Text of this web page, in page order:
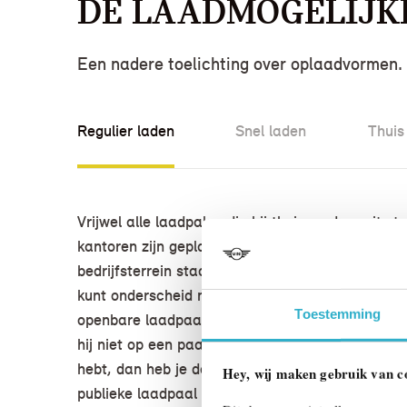
Toestemming
Hey, wij maken gebruik van
De
Een nadere toelichting over oplaadvormen.
Regulier laden Snel laden
Vrijwel alle laadpalen die bij thuis op de oprit
kantoren zijn geplaatst, in een woonwijk of op een
bedrijfsterrein staan, zijn reguliere, “gewone”
kunt onderscheid maken tussen een privé
openbare laadpaal. Als je je eigen laadpaal (of
hij niet op een paal staat maar aan de muur is
hebt, dan heb je daarvoor geen abonnement
publieke laadpaal is dit doorgaans wel nodig. Bij